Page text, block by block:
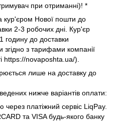
при отриманні)! *
кур'єром Нової пошти до
2-3 робочих дні. Кур'єр
годину до доставки
згідно з тарифами компанії
https://novaposhta.ua/).
лише на доставку до
нижче варіантів оплати:
платіжний сервіс LiqPay.
та VISA будь-якого банку